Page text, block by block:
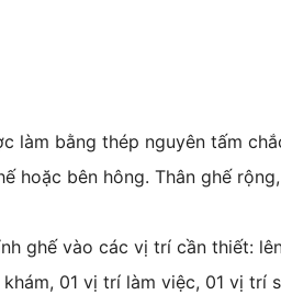
bằng thép nguyên tấm
bên hông. Thân ghế
ghế vào các vị trí cần thiết:
01 vị trí làm việc, 01 vị trí